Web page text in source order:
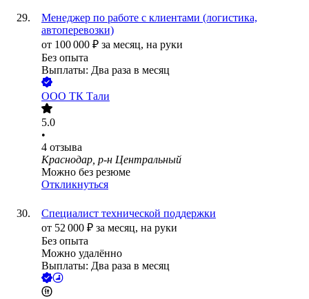
Менеджер по работе с клиентами (логистика,
автоперевозки)
от 100 000 ₽ за месяц, на руки
Без опыта
Выплаты: Два раза в месяц
ООО ТК Тали
5.0
•
4 отзыва
Краснодар, р-н Центральный
Можно без резюме
Откликнуться
Специалист технической поддержки
от 52 000 ₽ за месяц, на руки
Без опыта
Можно удалённо
Выплаты: Два раза в месяц